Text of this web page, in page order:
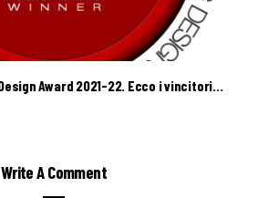
Award 2021-22. Ecco i vincitori…
Write A Comment